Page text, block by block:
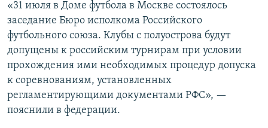
«31 июля в Доме футбола в Москве состоялось
заседание Бюро исполкома Российского
футбольного союза. Клубы с полуострова будут
допущены к российским турнирам при условии
прохождения ими необходимых процедур допуска
к соревнованиям, установленных
регламентирующими документами РФС», —
пояснили в федерации.